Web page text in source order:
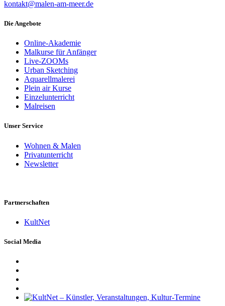
kontakt@malen-am-meer.de
Die Angebote
Online-Akademie
Malkurse für Anfänger
Live-ZOOMs
Urban Sketching
Aquarellmalerei
Plein air Kurse
Einzelunterricht
Malreisen
Unser Service
Wohnen & Malen
Privatunterricht
Newsletter
Partnerschaften
KultNet
Social Media